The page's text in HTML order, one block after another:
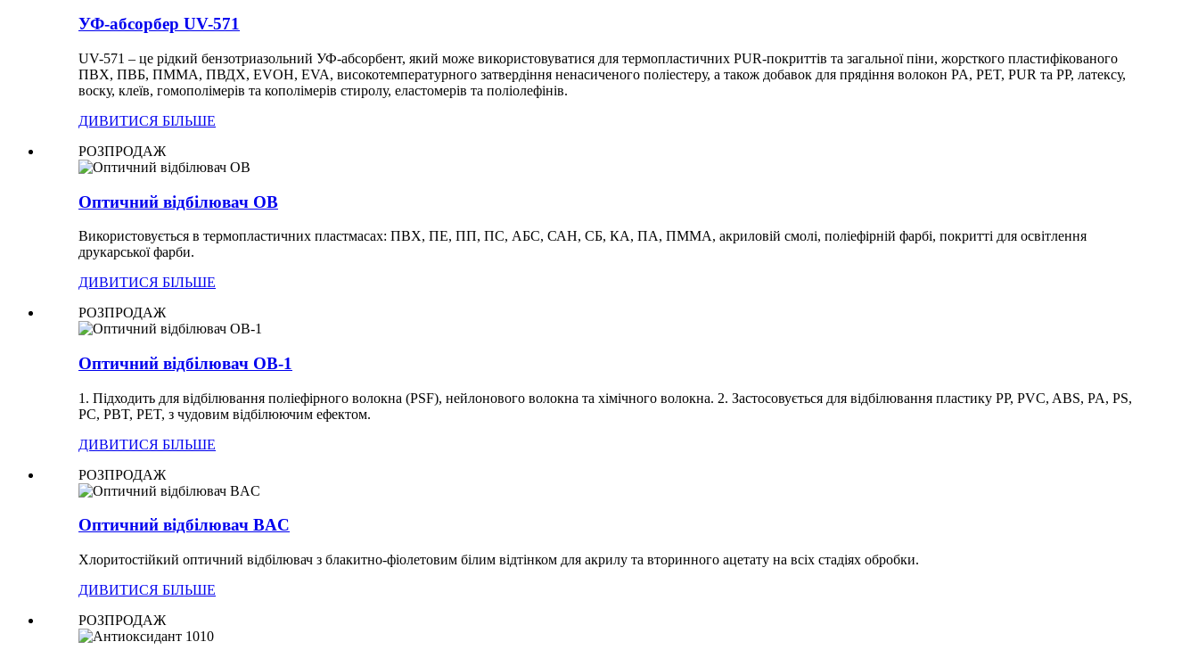
УФ-абсорбер UV-571
UV-571 – це рідкий бензотриазольний УФ-абсорбент, який може використовуватися для термопластичних PUR-покриттів та загальної піни, жорсткого пластифікованого
ПВХ, ПВБ, ПММА, ПВДХ, EVOH, EVA, високотемпературного затвердіння ненасиченого поліестеру, а також добавок для прядіння волокон PA, PET, PUR та PP, латексу,
воску, клеїв, гомополімерів та кополімерів стиролу, еластомерів та поліолефінів.
ДИВИТИСЯ БІЛЬШЕ
РОЗПРОДАЖ
Оптичний відбілювач OB
Використовується в термопластичних пластмасах: ПВХ, ПЕ, ПП, ПС, АБС, САН, СБ, КА, ПА, ПММА, акриловій смолі, поліефірній фарбі, покритті для освітлення
друкарської фарби.
ДИВИТИСЯ БІЛЬШЕ
РОЗПРОДАЖ
Оптичний відбілювач OB-1
1. Підходить для відбілювання поліефірного волокна (PSF), нейлонового волокна та хімічного волокна. 2. Застосовується для відбілювання пластику PP, PVC, ABS, PA, PS,
PC, PBT, PET, з чудовим відбілюючим ефектом.
ДИВИТИСЯ БІЛЬШЕ
РОЗПРОДАЖ
Оптичний відбілювач BAC
Хлоритостійкий оптичний відбілювач з блакитно-фіолетовим білим відтінком для акрилу та вторинного ацетату на всіх стадіях обробки.
ДИВИТИСЯ БІЛЬШЕ
РОЗПРОДАЖ